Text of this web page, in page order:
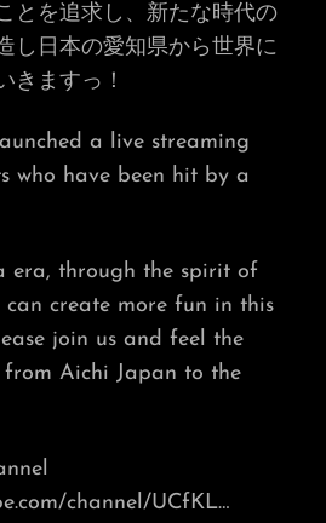
とを追求し、新たな時代の
し日本の愛知県から世界に
きますっ！
a live streaming
who have been hit by a
era, through the spirit of
create more fun in this
join us and feel the
from Aichi Japan to the
channel/UCfKL…​